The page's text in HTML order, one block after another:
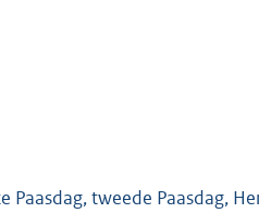
tweede Paasdag,